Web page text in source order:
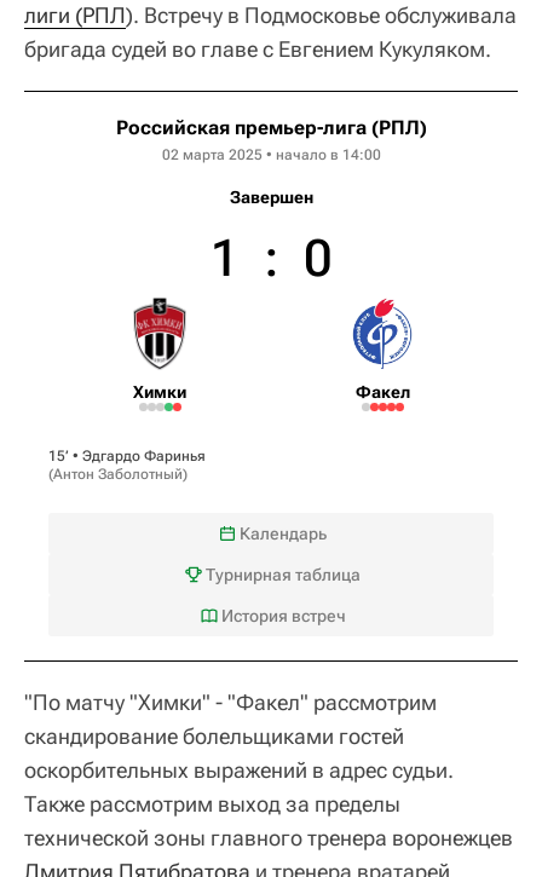
лиги (РПЛ). Встречу в Подмосковье обслуживала
бригада судей во главе с Евгением Кукуляком.
Российская премьер-лига (РПЛ)
02 марта 2025 • начало в 14:00
Завершен
Химки
1 : 0
Факел
15‎’‎ • Эдгардо Фаринья
(Антон Заболотный)
Календарь
Турнирная таблица
История встреч
"По матчу "Химки" - "Факел" рассмотрим
скандирование болельщиками гостей
оскорбительных выражений в адрес судьи.
Также рассмотрим выход за пределы
технической зоны главного тренера воронежцев
Дмитрия Пятибратова и тренера вратарей